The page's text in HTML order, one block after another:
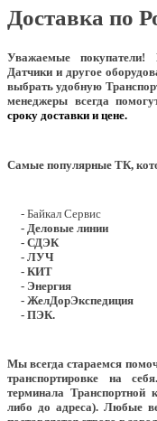
Доставка по
Уважаемые покупатели!
Датчики и другое
выбрать удобную
менеджеры всегда
сроку доставки и цене.
Самые популярные ТК,
- Байкал Сервис
- Деловые линии
- СДЭК
- ЛУЧ
- КИТ
- Энергия
- ЖелДорЭкспедиция
- ПЭК.
Мы всегда стараемся
транспортировке на
терминала Транспортной
либо до адреса). Любые